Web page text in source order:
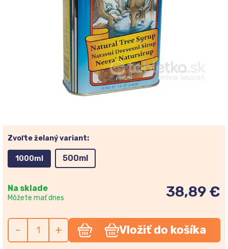
Zvoľte želaný variant:
1000ml 500ml
Na sklade
Môžete mať dnes 38,89 €
- + Vložiť do košíka